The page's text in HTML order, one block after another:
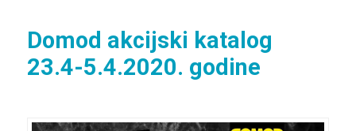
Domod akcijski katalog
23.4-5.4.2020. godine